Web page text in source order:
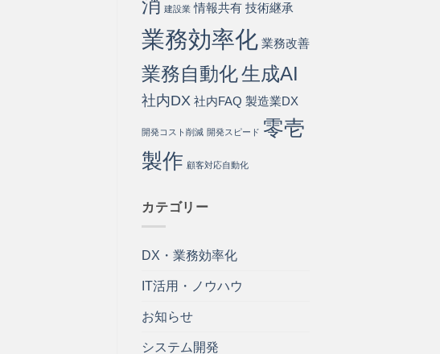
消 建設業 情報共有 技術継承
業務効率化 業務改善
業務自動化生成AI
社内DX 社内FAQ 製造業DX
開発コスト削減 開発スピード 零壱
製作 顧客対応自動化
カテゴリー
DX・業務効率化
IT活用・ノウハウ
お知らせ
システム開発